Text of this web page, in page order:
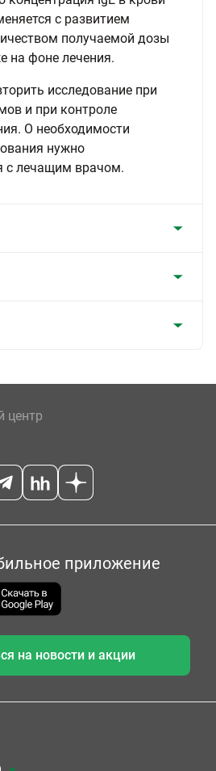
с развитием
получаемой дозы
на фоне лечения.
исследование при
и при контроле
О необходимости
нужно
с лечащим врачом.
центр
приложение
на новости и акции